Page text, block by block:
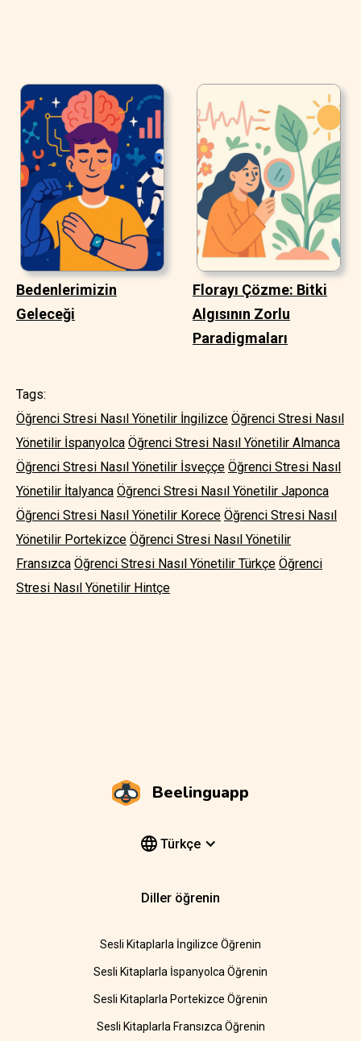
Bedenlerimizin
Geleceği
Florayı Çözme: Bitki
Algısının Zorlu
Paradigmaları
Tags:
Öğrenci Stresi Nasıl Yönetilir İngilizce Öğrenci Stresi Nasıl
Yönetilir İspanyolca Öğrenci Stresi Nasıl Yönetilir Almanca
Öğrenci Stresi Nasıl Yönetilir İsveççe Öğrenci Stresi Nasıl
Yönetilir İtalyanca Öğrenci Stresi Nasıl Yönetilir Japonca
Öğrenci Stresi Nasıl Yönetilir Korece Öğrenci Stresi Nasıl
Yönetilir Portekizce Öğrenci Stresi Nasıl Yönetilir
Fransızca Öğrenci Stresi Nasıl Yönetilir Türkçe Öğrenci
Stresi Nasıl Yönetilir Hintçe
Beelinguapp
Türkçe
Diller öğrenin
Sesli Kitaplarla İngilizce Öğrenin
Sesli Kitaplarla İspanyolca Öğrenin
Sesli Kitaplarla Portekizce Öğrenin
Sesli Kitaplarla Fransızca Öğrenin